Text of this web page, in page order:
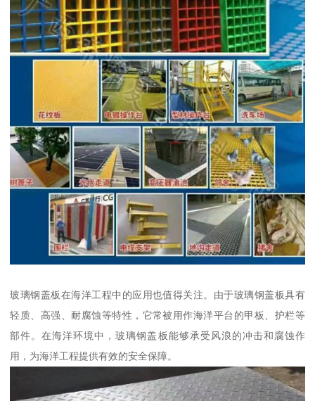
玻璃钢盖板在海洋工程中的应用也值得关注。由于玻璃钢盖板具有
轻质、高强、耐腐蚀等特性，它常被用作海洋平台的甲板、护栏等
部件。在海洋环境中，玻璃钢盖板能够承受风浪的冲击和腐蚀作
用，为海洋工程提供有效的安全保障。